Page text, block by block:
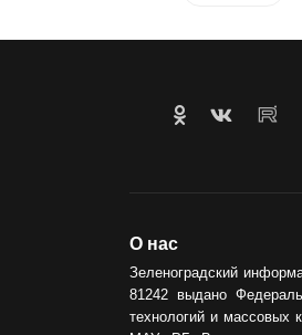
О нас
Зеленоградский
81242 выдано
технологий и массовых